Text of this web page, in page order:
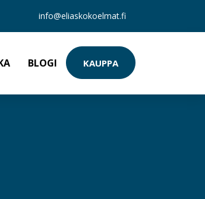
info@eliaskokoelmat.fi
BLOGI KAUPPA